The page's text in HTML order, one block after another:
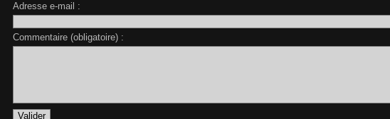
Adresse e-mail :
Commentaire (obligatoire) :